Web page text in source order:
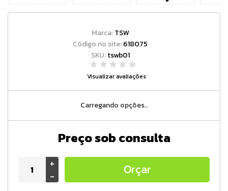
Marca:TSW
Código no site:618075
SKU:tswb01
Visualizar avaliações
Carregando opções..
Preço sob consulta
+
-
Orçar